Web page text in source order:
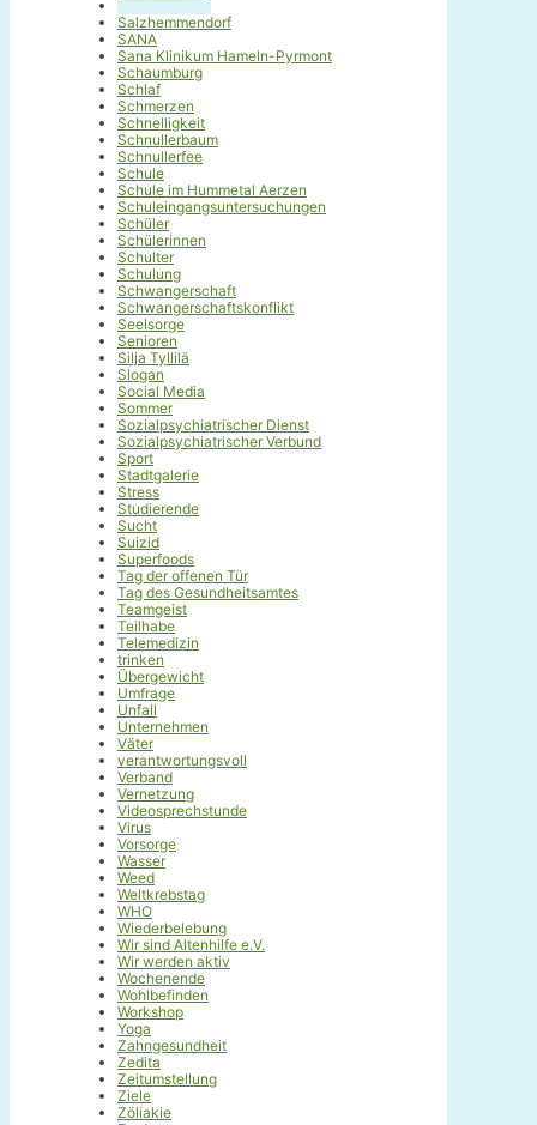
Salzhemmendorf
SANA
Sana Klinikum Hameln-Pyrmont
Schaumburg
Schlaf
Schmerzen
Schnelligkeit
Schnullerbaum
Schnullerfee
Schule
Schule im Hummetal Aerzen
Schuleingangsuntersuchungen
Schüler
Schülerinnen
Schulter
Schulung
Schwangerschaft
Schwangerschaftskonflikt
Seelsorge
Senioren
Silja Tyllilä
Slogan
Social Media
Sommer
Sozialpsychiatrischer Dienst
Sozialpsychiatrischer Verbund
Sport
Stadtgalerie
Stress
Studierende
Sucht
Suizid
Superfoods
Tag der offenen Tür
Tag des Gesundheitsamtes
Teamgeist
Teilhabe
Telemedizin
trinken
Übergewicht
Umfrage
Unfall
Unternehmen
Väter
verantwortungsvoll
Verband
Vernetzung
Videosprechstunde
Virus
Vorsorge
Wasser
Weed
Weltkrebstag
WHO
Wiederbelebung
Wir sind Altenhilfe e.V.
Wir werden aktiv
Wochenende
Wohlbefinden
Workshop
Yoga
Zahngesundheit
Zedita
Zeitumstellung
Ziele
Zöliakie